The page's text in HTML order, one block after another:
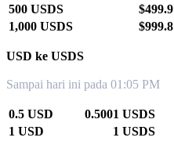
500 USDS
$499.9
1,000 USDS
$999.8
USD ke USDS
Sampai hari ini pada 01:05 PM
0.5 USD
0.5001 USDS
1 USD
1 USDS